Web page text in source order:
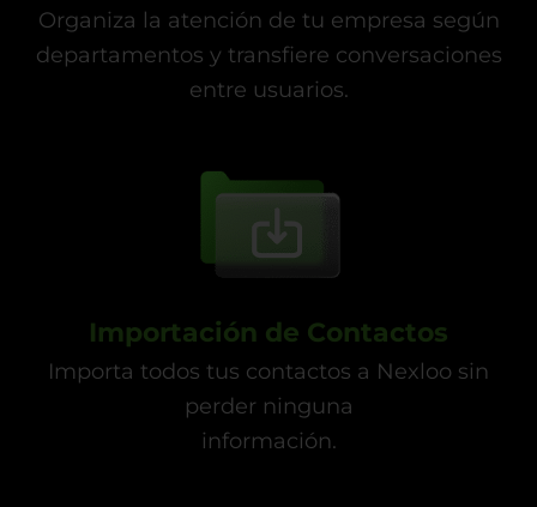
Organiza la atención de tu empresa según
departamentos y transfiere conversaciones
entre usuarios.
Importación de Contactos
Importa todos tus contactos a Nexloo sin
perder ninguna
información.